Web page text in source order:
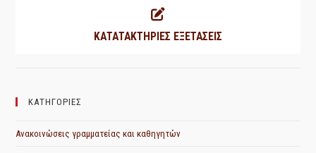
ΚΑΤΑΤΑΚΤΗΡΙΕΣ ΕΞΕΤΑΣΕΙΣ
ΚΑΤΗΓΟΡΙΕΣ
Ανακοινώσεις γραμματείας και καθηγητών